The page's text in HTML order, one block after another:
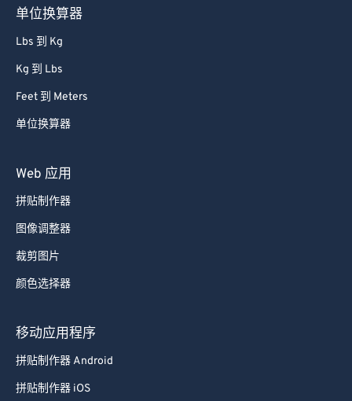
单位换算器
Lbs 到 Kg
Kg 到 Lbs
Feet 到 Meters
单位换算器
Web 应用
拼贴制作器
图像调整器
裁剪图片
颜色选择器
移动应用程序
拼贴制作器 Android
拼贴制作器 iOS